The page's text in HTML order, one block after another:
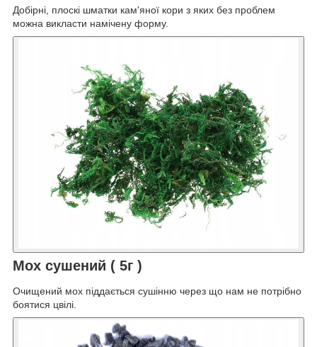
Добірні, плоскі шматки кам'яної кори з яких без проблем
можна викласти намічену форму.
Мох сушений ( 5г )
Очищений мох піддається сушінню через що нам не потрібно
боятися цвілі.